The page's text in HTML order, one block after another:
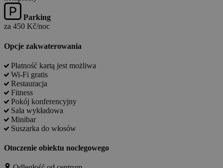
Parking
za 450 Kč/noc
Opcje zakwaterowania
Płatność kartą jest możliwa
Wi-Fi gratis
Restauracja
Fitness
Pokój konferencyjny
Sala wykładowa
Minibar
Suszarka do włosów
Otoczenie obiektu noclegowego